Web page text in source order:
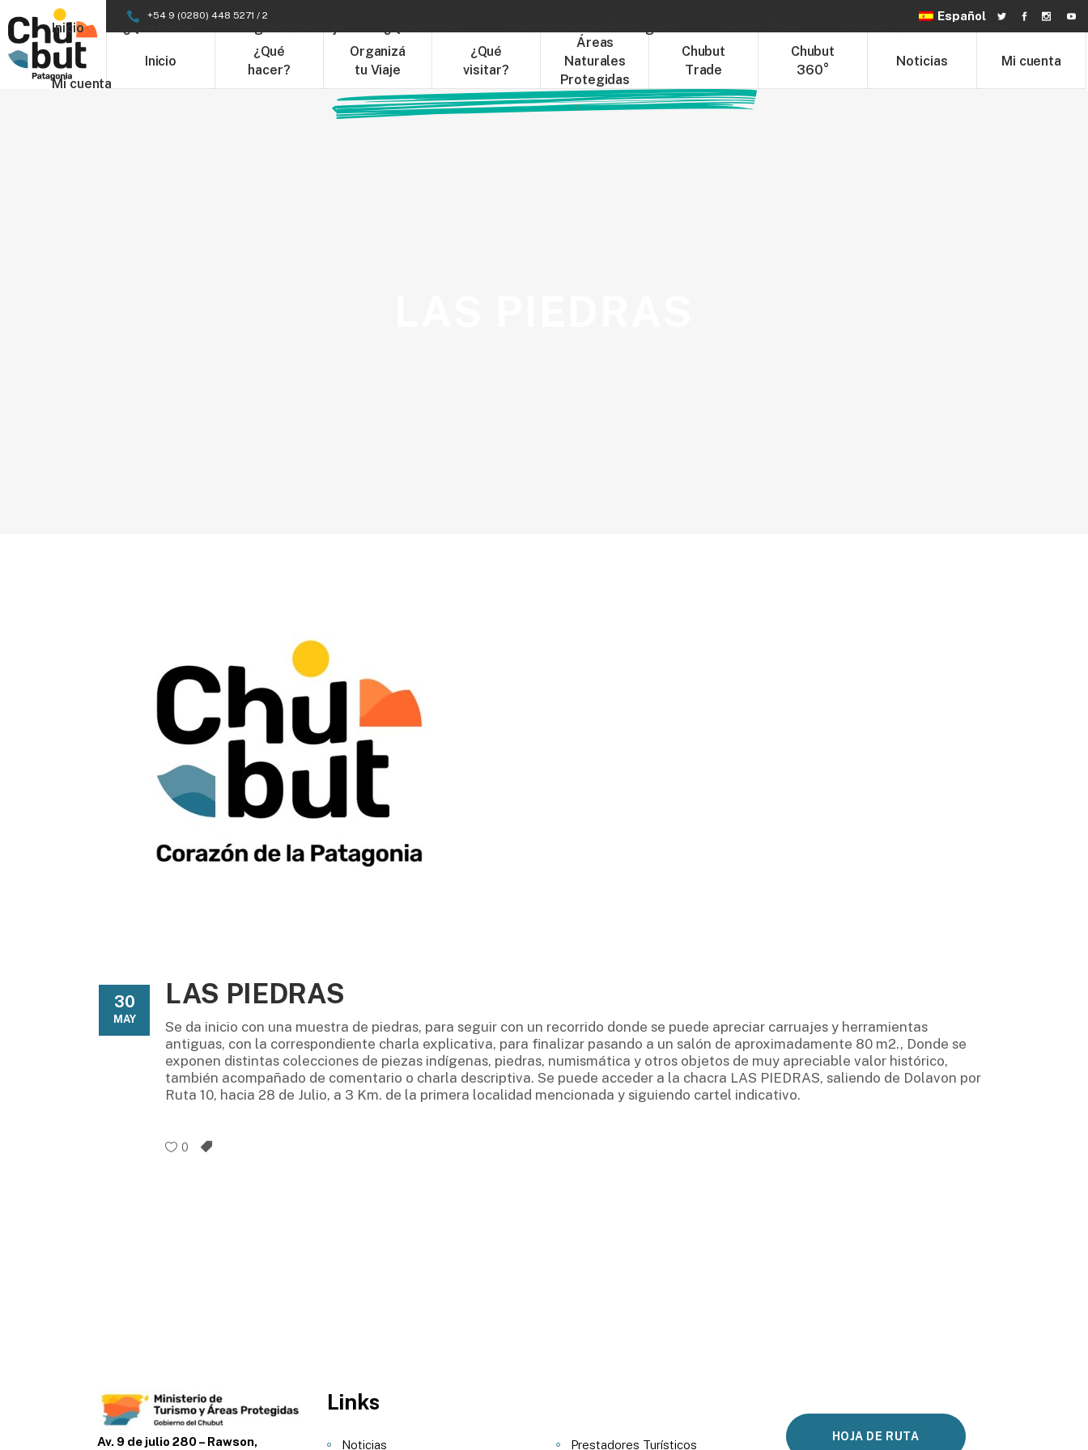
+54 9 (0280) 448 5271 / 2 Español
Inicio
¿Qué
hacer?
Organizá
tu Viaje
¿Qué
visitar?
Áreas
Naturales
Protegidas
Chubut
Trade
Chubut
360°
Noticias Mi cuenta
Inicio ¿Qué hacer?
Mi cuenta
30
MAY
LAS PIEDRAS
Se da inicio con una muestra de piedras, para seguir con un recorrido donde se puede apreciar carruajes y herramientas
antiguas, con la correspondiente charla explicativa, para finalizar pasando a un salón de aproximadamente 80 m2., Donde se
exponen distintas colecciones de piezas indígenas, piedras, numismática y otros objetos de muy apreciable valor histórico,
también acompañado de comentario o charla descriptiva. Se puede acceder a la chacra LAS PIEDRAS, saliendo de Dolavon por
Ruta 10, hacia 28 de Julio, a 3 Km. de la primera localidad mencionada y siguiendo cartel indicativo.
0
Av. 9 de julio 280 – Rawson,
Links
Noticias Prestadores Turísticos
HOJA DE RUTA